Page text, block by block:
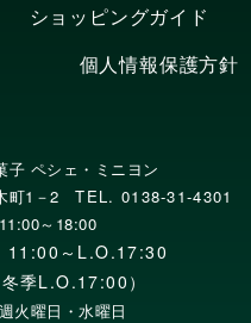
ショッピングガイド
個人情報保護方針
子 ペシェ・ミニヨン
町1－2TEL. 0138-31-4301
～18:00
11:00～L.O.17:30
季L.O.17:00）
火曜日・水曜日